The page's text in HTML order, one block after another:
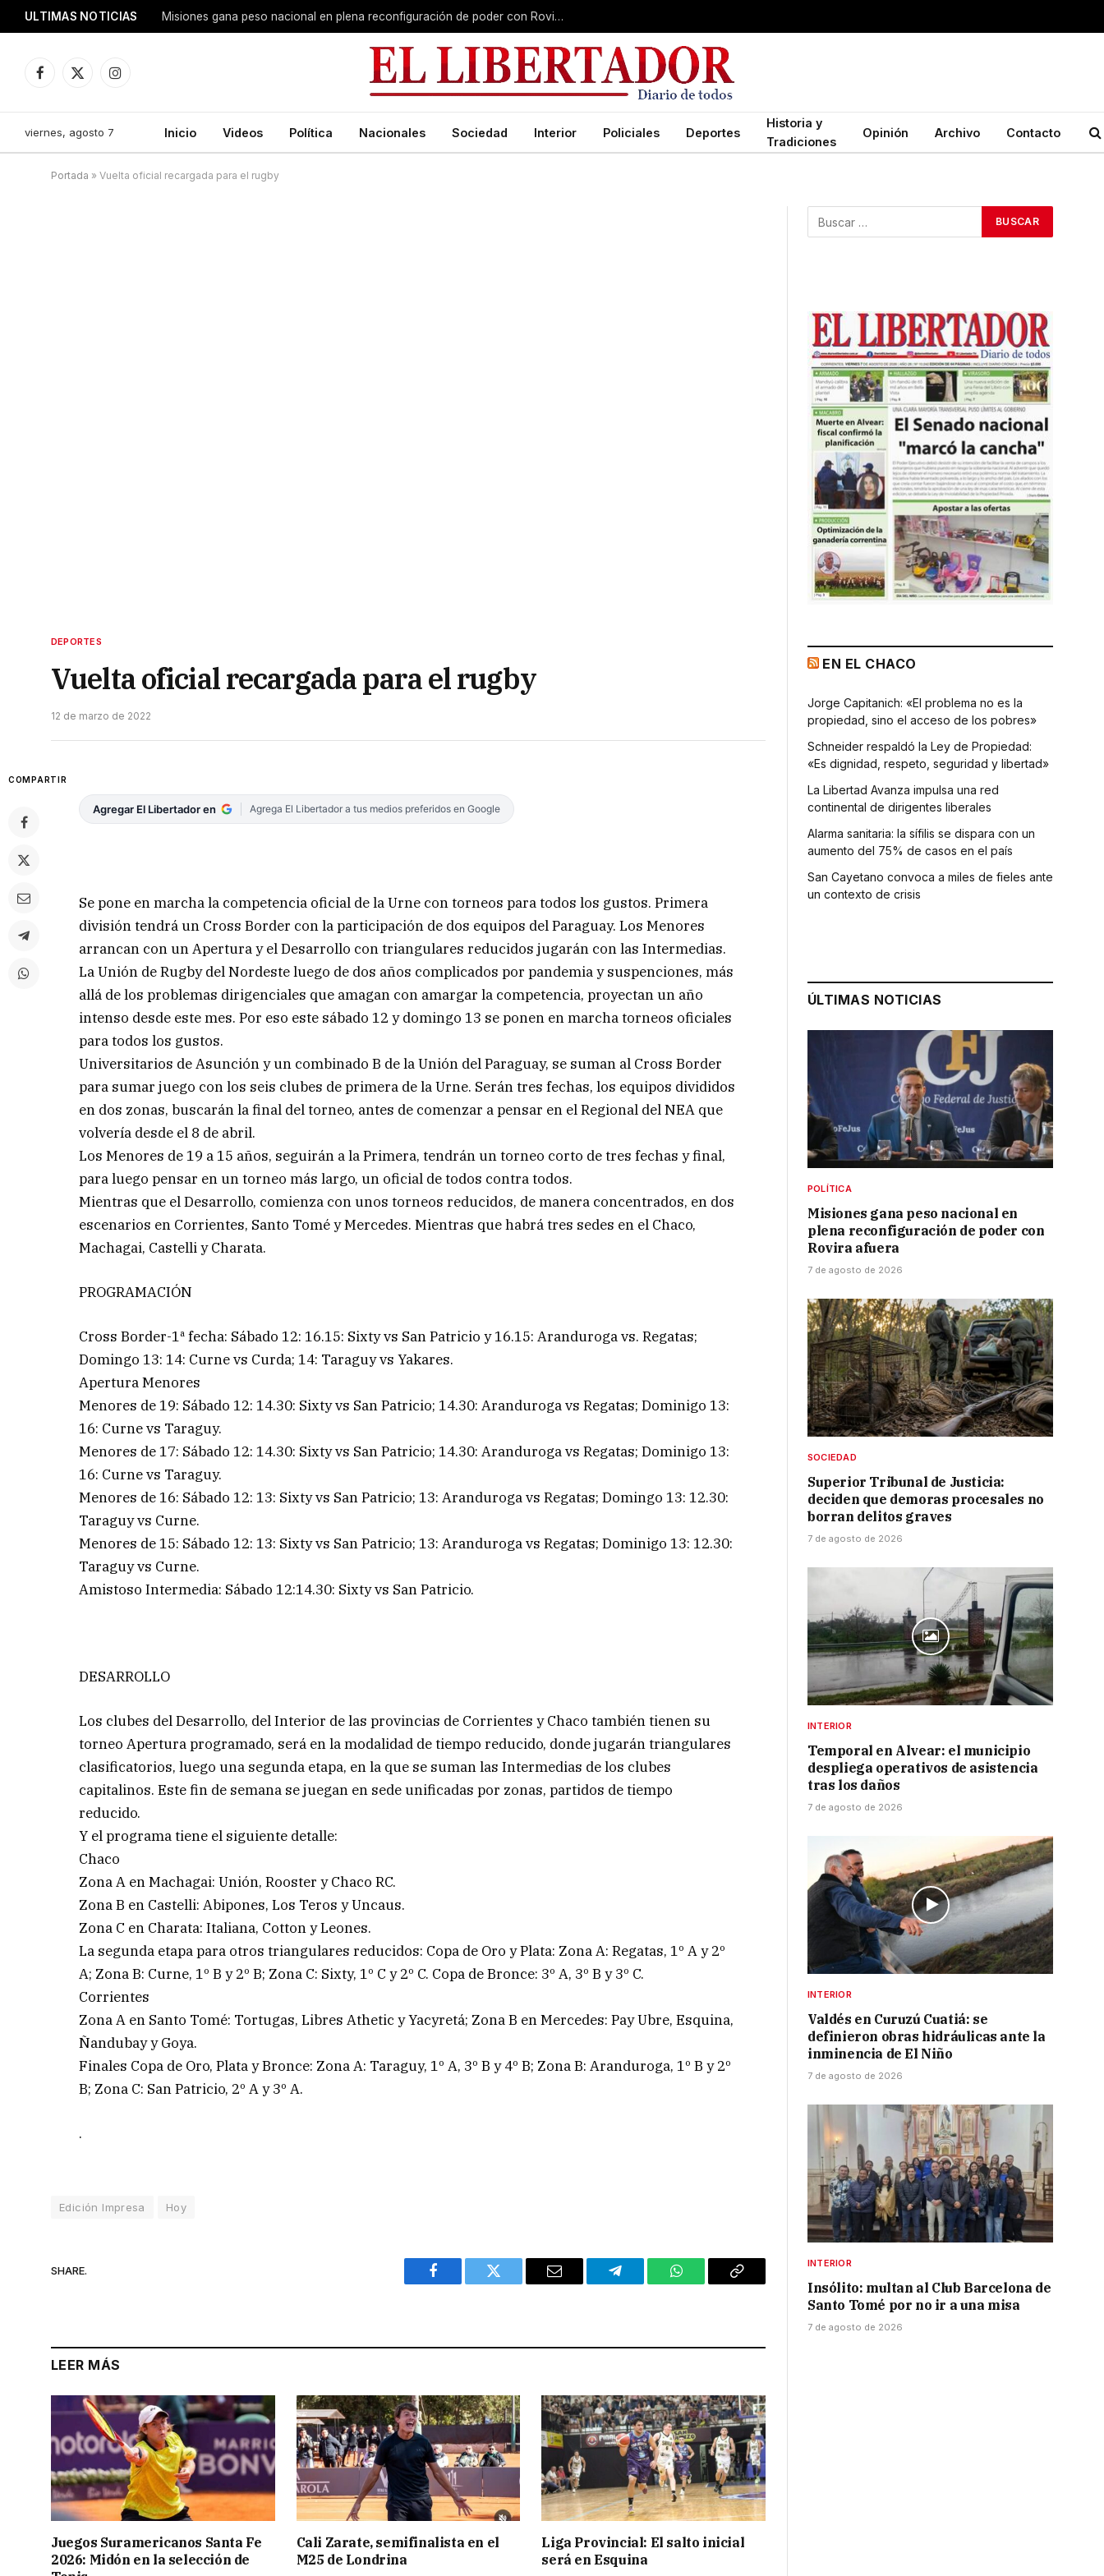
ULTIMAS NOTICIAS Misiones gana peso nacional en plena reconfiguración de poder con Rovira afuera
Facebook
X
Instagram
viernes, agosto 7 Inicio Videos Política Nacionales Sociedad Interior Policiales Deportes
Historia y
Tradiciones
Opinión Archivo Contacto
Portada » Vuelta oficial recargada para el rugby
DEPORTES
Vuelta oficial recargada para el rugby
12 de marzo de 2022
COMPARTIR
Agregar El Libertador en Agrega El Libertador a tus medios preferidos en Google
Se pone en marcha la competencia oficial de la Urne con torneos para todos los gustos. Primera
división tendrá un Cross Border con la participación de dos equipos del Paraguay. Los Menores
arrancan con un Apertura y el Desarrollo con triangulares reducidos jugarán con las Intermedias.
La Unión de Rugby del Nordeste luego de dos años complicados por pandemia y suspenciones, más
allá de los problemas dirigenciales que amagan con amargar la competencia, proyectan un año
intenso desde este mes. Por eso este sábado 12 y domingo 13 se ponen en marcha torneos oficiales
para todos los gustos.
Universitarios de Asunción y un combinado B de la Unión del Paraguay, se suman al Cross Border
para sumar juego con los seis clubes de primera de la Urne. Serán tres fechas, los equipos divididos
en dos zonas, buscarán la final del torneo, antes de comenzar a pensar en el Regional del NEA que
volvería desde el 8 de abril.
Los Menores de 19 a 15 años, seguirán a la Primera, tendrán un torneo corto de tres fechas y final,
para luego pensar en un torneo más largo, un oficial de todos contra todos.
Mientras que el Desarrollo, comienza con unos torneos reducidos, de manera concentrados, en dos
escenarios en Corrientes, Santo Tomé y Mercedes. Mientras que habrá tres sedes en el Chaco,
Machagai, Castelli y Charata.
PROGRAMACIÓN
Cross Border-1ª fecha: Sábado 12: 16.15: Sixty vs San Patricio y 16.15: Aranduroga vs. Regatas;
Domingo 13: 14: Curne vs Curda; 14: Taraguy vs Yakares.
Apertura Menores
Menores de 19: Sábado 12: 14.30: Sixty vs San Patricio; 14.30: Aranduroga vs Regatas; Dominigo 13:
16: Curne vs Taraguy.
Menores de 17: Sábado 12: 14.30: Sixty vs San Patricio; 14.30: Aranduroga vs Regatas; Dominigo 13:
16: Curne vs Taraguy.
Menores de 16: Sábado 12: 13: Sixty vs San Patricio; 13: Aranduroga vs Regatas; Domingo 13: 12.30:
Taraguy vs Curne.
Menores de 15: Sábado 12: 13: Sixty vs San Patricio; 13: Aranduroga vs Regatas; Dominigo 13: 12.30:
Taraguy vs Curne.
Amistoso Intermedia: Sábado 12:14.30: Sixty vs San Patricio.
DESARROLLO
Los clubes del Desarrollo, del Interior de las provincias de Corrientes y Chaco también tienen su
torneo Apertura programado, será en la modalidad de tiempo reducido, donde jugarán triangulares
clasificatorios, luego una segunda etapa, en la que se suman las Intermedias de los clubes
capitalinos. Este fin de semana se juegan en sede unificadas por zonas, partidos de tiempo
reducido.
Y el programa tiene el siguiente detalle:
Chaco
Zona A en Machagai: Unión, Rooster y Chaco RC.
Zona B en Castelli: Abipones, Los Teros y Uncaus.
Zona C en Charata: Italiana, Cotton y Leones.
La segunda etapa para otros triangulares reducidos: Copa de Oro y Plata: Zona A: Regatas, 1º A y 2º
A; Zona B: Curne, 1º B y 2º B; Zona C: Sixty, 1º C y 2º C. Copa de Bronce: 3º A, 3º B y 3º C.
Corrientes
Zona A en Santo Tomé: Tortugas, Libres Athetic y Yacyretá; Zona B en Mercedes: Pay Ubre, Esquina,
Ñandubay y Goya.
Finales Copa de Oro, Plata y Bronce: Zona A: Taraguy, 1º A, 3º B y 4º B; Zona B: Aranduroga, 1º B y 2º
B; Zona C: San Patricio, 2º A y 3º A.
.
Edición Impresa Hoy
SHARE.
Facebook Twitter Email Telegram WhatsAppCopy
LEER MÁS
Juegos Suramericanos Santa Fe
2026: Midón en la selección de
Cali Zarate, semifinalista en el
M25 de Londrina
Liga Provincial: El salto inicial
será en Esquina
EN EL CHACO
Jorge Capitanich: «El problema no es la
propiedad, sino el acceso de los pobres»
Schneider respaldó la Ley de Propiedad:
«Es dignidad, respeto, seguridad y libertad»
La Libertad Avanza impulsa una red
continental de dirigentes liberales
Alarma sanitaria: la sífilis se dispara con un
aumento del 75% de casos en el país
San Cayetano convoca a miles de fieles ante
un contexto de crisis
ÚLTIMAS NOTICIAS
POLÍTICA
Misiones gana peso nacional en
plena reconfiguración de poder con
Rovira afuera
7 de agosto de 2026
SOCIEDAD
Superior Tribunal de Justicia:
deciden que demoras procesales no
borran delitos graves
7 de agosto de 2026
INTERIOR
Temporal en Alvear: el municipio
despliega operativos de asistencia
tras los daños
7 de agosto de 2026
INTERIOR
Valdés en Curuzú Cuatiá: se
definieron obras hidráulicas ante la
inminencia de El Niño
7 de agosto de 2026
INTERIOR
Insólito: multan al Club Barcelona de
Santo Tomé por no ir a una misa
7 de agosto de 2026